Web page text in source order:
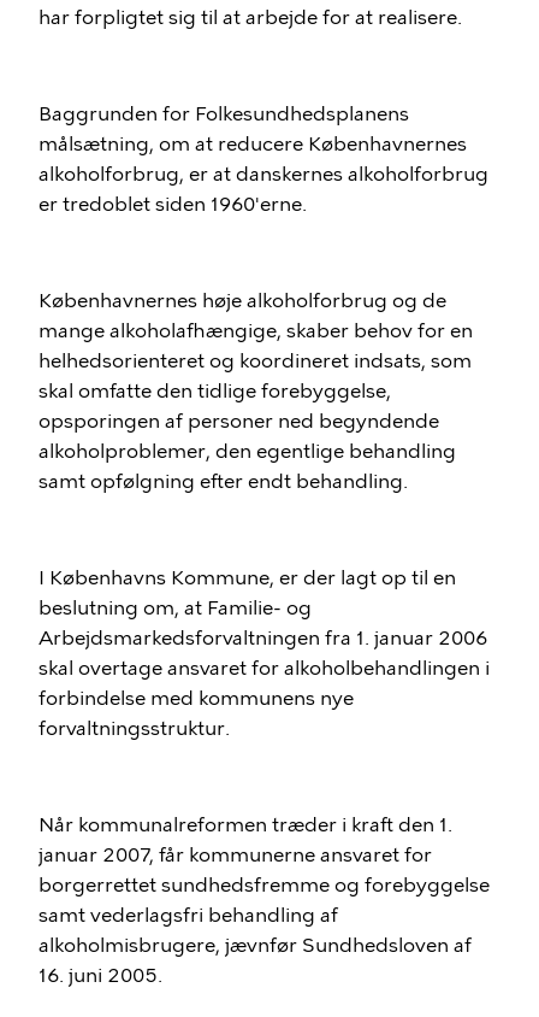
har forpligtet sig til at arbejde for at realisere.
Baggrunden for Folkesundhedsplanens
målsætning, om at reducere Københavnernes
alkoholforbrug, er at danskernes alkoholforbrug
er tredoblet siden 1960'erne.
Københavnernes høje alkoholforbrug og de
mange alkoholafhængige, skaber behov for en
helhedsorienteret og koordineret indsats, som
skal omfatte den tidlige forebyggelse,
opsporingen af personer ned begyndende
alkoholproblemer, den egentlige behandling
samt opfølgning efter endt behandling.
I Københavns Kommune, er der lagt op til en
beslutning om, at Familie- og
Arbejdsmarkedsforvaltningen fra 1. januar 2006
skal overtage ansvaret for alkoholbehandlingen i
forbindelse med kommunens nye
forvaltningsstruktur.
Når kommunalreformen træder i kraft den 1.
januar 2007, får kommunerne ansvaret for
borgerrettet sundhedsfremme og forebyggelse
samt vederlagsfri behandling af
alkoholmisbrugere, jævnfør Sundhedsloven af
16. juni 2005.